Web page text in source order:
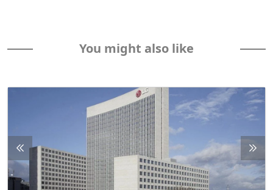
You might also like